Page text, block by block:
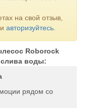
на свой отзыв,
и авторизуйтесь
Roborock
слива воды:
рядом со